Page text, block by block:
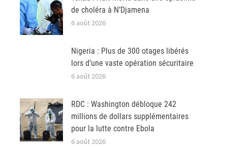
de choléra à N’Djamena
6 août 2026
Nigeria : Plus de 300 otages libérés
lors d’une vaste opération sécuritaire
6 août 2026
RDC : Washington débloque 242
millions de dollars supplémentaires
pour la lutte contre Ebola
6 août 2026